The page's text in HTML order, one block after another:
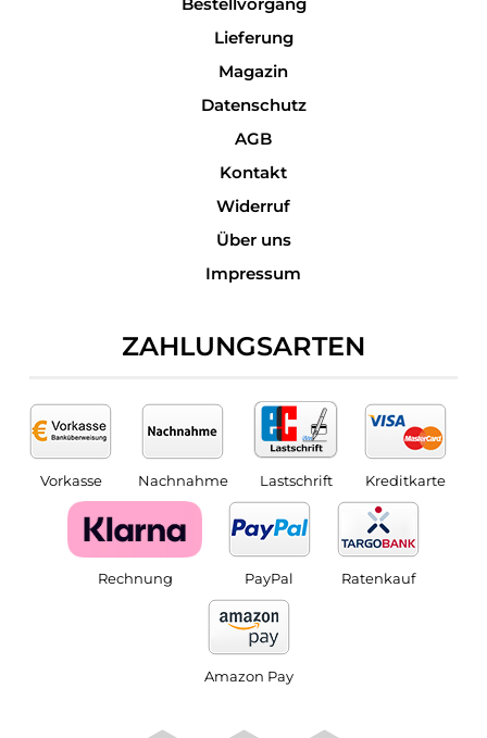
Lieferung
Magazin
Datenschutz
AGB
Kontakt
Widerruf
Über uns
Impressum
ZAHLUNGSARTEN
Vorkasse Nachnahme Lastschrift Kreditkarte
Rechnung PayPal Ratenkauf
Amazon Pay